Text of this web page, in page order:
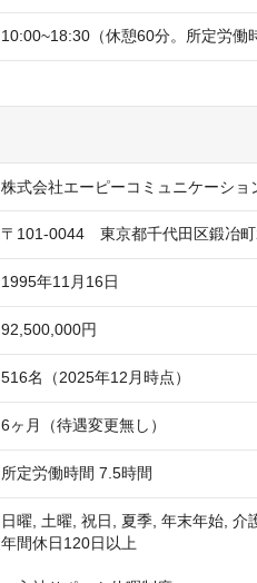
10:00~18:30（休憩60分。所定労働
株式会社エーピーコミュニケーショ
〒101-0044　東京都千代田区鍛冶
1995年11月16日
92,500,000円
516名（2025年12月時点）
6ヶ月（待遇変更無し）
所定労働時間 7.5時間
日曜, 土曜, 祝日, 夏季, 年末年始, 介
年間休日120日以上